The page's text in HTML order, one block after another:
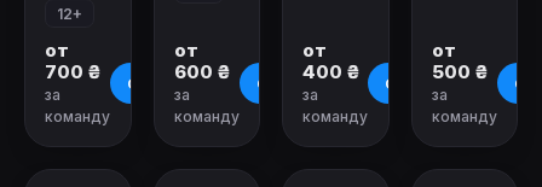
12+
от
700 ₴
за
команду
О квесте
от
600 ₴
за
команду
О квесте
от
400 ₴
за
команду
О квесте
от
500 ₴
за
команду
О